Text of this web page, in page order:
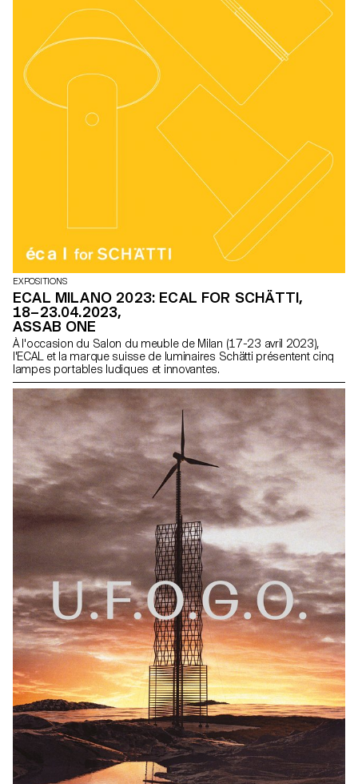
EXPOSITIONS
ECAL MILANO 2023: ECAL FOR SCHÄTTI,
18–23.04.2023,
ASSAB ONE
À l'occasion du Salon du meuble de Milan (17-23 avril 2023),
l'ECAL et la marque suisse de luminaires Schätti présentent cinq
lampes portables ludiques et innovantes.